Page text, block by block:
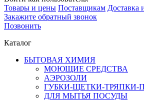
Товары и цены Поставщикам Доставка
Закажите обратный звонок
Позвонить
Каталог
БЫТОВАЯ ХИМИЯ
МОЮЩИЕ СРЕДСТВА
АЭРОЗОЛИ
ГУБКИ-ЩЕТКИ-ТРЯПКИ-
ДЛЯ МЫТЬЯ ПОСУДЫ